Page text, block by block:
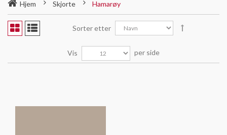
Hjem Skjorte Hamarøy
Sorter etter
Vis per side